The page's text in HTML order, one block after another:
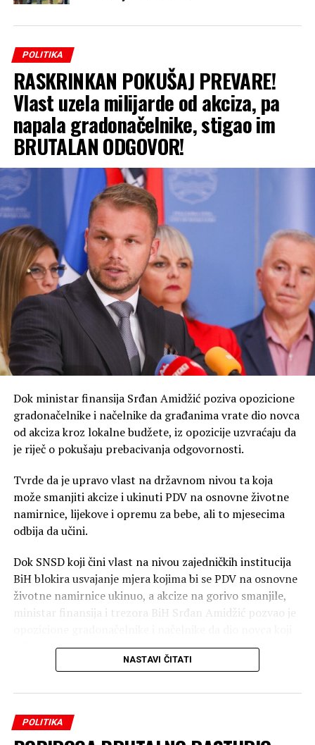
POLITIKA
RASKRINKAN POKUŠAJ PREVARE!
Vlast uzela milijarde od akciza, pa
napala gradonačelnike, stigao im
BRUTALAN ODGOVOR!
Dok ministar finansija Srđan Amidžić poziva opozicione
gradonačelnike i načelnike da građanima vrate dio novca
od akciza kroz lokalne budžete, iz opozicije uzvraćaju da
je riječ o pokušaju prebacivanja odgovornosti.
Tvrde da je upravo vlast na državnom nivou ta koja
može smanjiti akcize i ukinuti PDV na osnovne životne
namirnice, lijekove i opremu za bebe, ali to mjesecima
odbija da učini.
Dok SNSD koji čini vlast na nivou zajedničkih institucija
BiH blokira usvajanje mjera kojima bi se PDV na osnovne
životne namirnice ukinuo, a akcize na gorivo smanjile,
ministar finansija i trezora BiH Srđan Amidžić pozvao je
njihove lokalne zajednice dobijaju od raspodjele prihoda
od akciza vrate građanima.
„Vi kažete mi to ne možete provesti bez republičke
vlasti, ali ovo možete provesti, ovo se vas pita. Pokažite
u Banjaluci da je moguće, pokažite u Šamcu da je
NASTAVI ČITATI
POLITIKA